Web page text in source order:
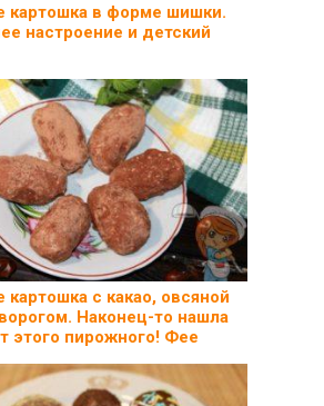
картошка в форме шишки.
настроение и детский
с какао, овсяной
Наконец-то нашла
этого пирожного! Фее